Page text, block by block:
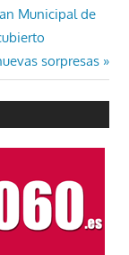
Municipal de
sorpresas